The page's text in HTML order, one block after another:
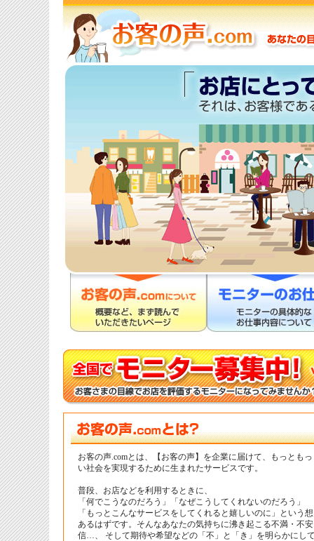
お客の声.comとは、【お客の声】を企業に届けて、もっとも
い社会を実現するために生まれたサービスです。
普段、お店などを利用するときに、
「何でこうなのだろう」「なぜこうしてくれないのだろう」
「もっとこんなサービスをしてくれると嬉しいのに」という
あるはずです。そんなあなたの気持ちに沸き起こる不満・不
信…、 そして期待や希望などの「不」と「き」を明らかにし